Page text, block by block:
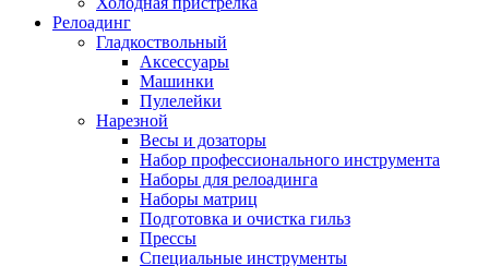
Релоадинг
Гладкоствольный
Аксессуары
Машинки
Пулелейки
Нарезной
Весы и дозаторы
Набор профессионального инструмента
Наборы для релоадинга
Наборы матриц
Подготовка и очистка гильз
Прессы
Специальные инструменты